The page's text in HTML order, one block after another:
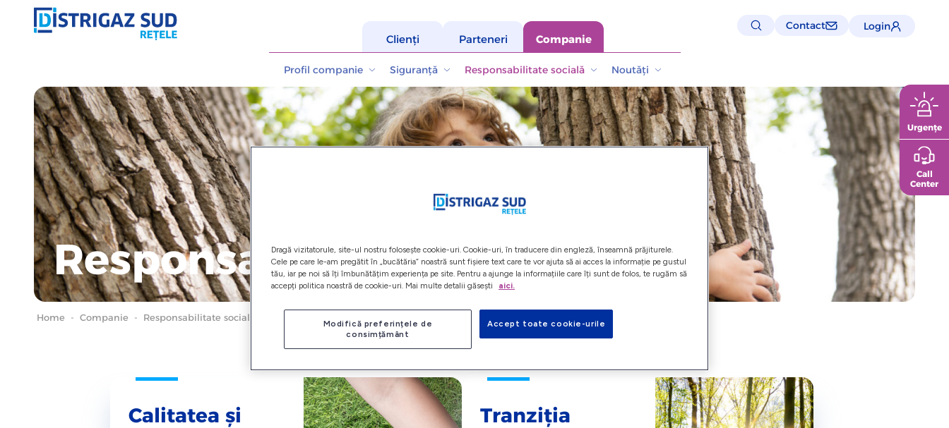
Clienți Parteneri Companie
Contact Login
Profil companie Siguranță Responsabilitate socială Noutăți
Responsabilitate socială
Home - Companie - Responsabilitate socială
Calitatea și
Tranziția
Urgențe
Call
Center
Dragă vizitatorule, site-ul nostru folosește cookie-uri. Cookie-uri, în traducere din engleză, înseamnă prăjiturele.
Cele pe care le-am pregătit în „bucătăria” noastră sunt fișiere text care te vor ajuta să ai acces la informație pe gustul
tău, iar pe noi să îți îmbunătățim experiența pe site. Pentru a ajunge la informațiile care îți sunt de folos, te rugăm să
accepți politica noastră de cookie-uri. Mai multe detalii găsești
aici.
Modifică preferințele de
consimțământ
Accept toate cookie-urile